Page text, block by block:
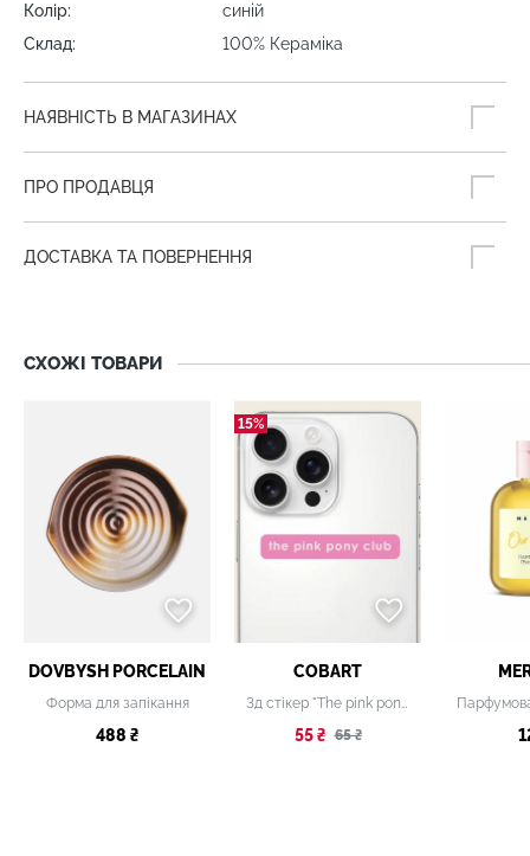
Колір:
синій
Склад:
100% Кераміка
НАЯВНІСТЬ В МАГАЗИНАХ
ПРО ПРОДАВЦЯ
ДОСТАВКА ТА ПОВЕРНЕННЯ
СХОЖІ ТОВАРИ
DOVBYSH PORCELAIN
Форма для запікання
488 ₴
15%
COBART
3д стікер "The pink pony club"
55 ₴ 65 ₴